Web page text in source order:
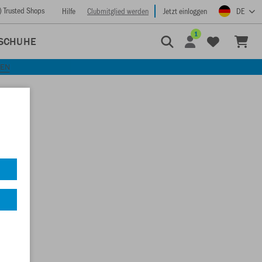
Shops Hilfe Clubmitglied werden Jetzt einloggen DE
1